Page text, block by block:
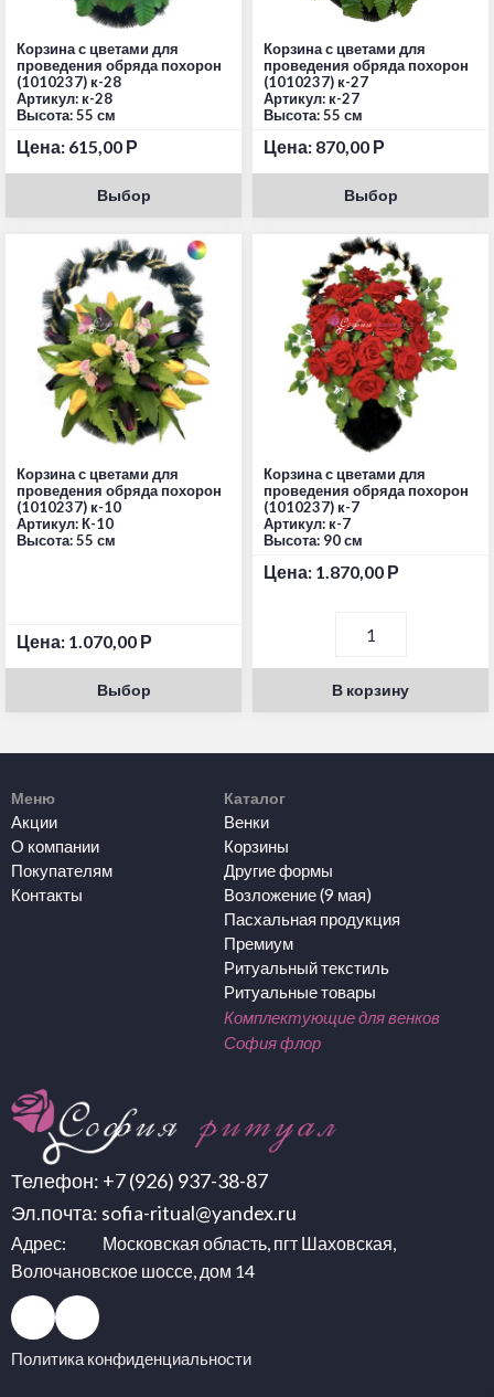
Корзина с цветами для
проведения обряда похорон
(1010237) к-28
Артикул: к-28
Высота: 55 см
Цена: 615,00 Р
Выбор
Корзина с цветами для
проведения обряда похорон
(1010237) к-27
Артикул: к-27
Высота: 55 см
Цена: 870,00 Р
Выбор
Корзина с цветами для
проведения обряда похорон
(1010237) к-10
Артикул: К-10
Высота: 55 см
Цена: 1.070,00 Р
Выбор
Корзина с цветами для
проведения обряда похорон
(1010237) к-7
Артикул: к-7
Высота: 90 см
Цена: 1.870,00 Р
В корзину
Телефон: +7 (926) 937-38-87
Эл.почта: sofia-ritual@yandex.ru
Адрес: Московская область, пгт Шаховская,
Волочановское шоссе, дом 14
Политика конфиденциальности
Меню
Акции
О компании
Покупателям
Контакты
Каталог
Венки
Корзины
Другие формы
Возложение (9 мая)
Пасхальная продукция
Премиум
Ритуальный текстиль
Ритуальные товары
Комплектующие для венков
София флор